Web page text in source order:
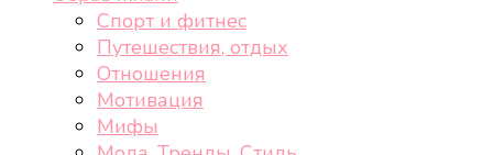
Спорт и фитнес
Путешествия, отдых
Отношения
Мотивация
Мифы